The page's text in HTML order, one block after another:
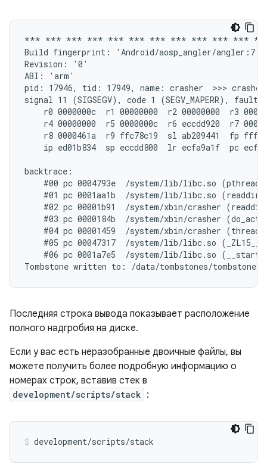
*** *** *** *** *** *** *** *** *** *** ***
Build fingerprint: 'Android/aosp_angler/
Revision: '0'
ABI: 'arm'
pid: 17946, tid: 17949, name: crasher  >>> crasher
signal 11 (SIGSEGV), code 1 (SEGV_MAPERR), fault
r0 0000000c  r1 00000000  r2 00000000  r3
r4 00000000  r5 0000000c  r6 eccdd920  r7
r8 0000461a  r9 ffc78c19  sl ab209441  fp
ip ed01b834  sp eccdd800  lr ecfa9a1f  pc
backtrace:
#00 pc 0004793e  /system/lib/libc.so
#01 pc 0001aa1b  /system/lib/libc.so
#02 pc 00001b91  /system/xbin/crasher
#03 pc 0000184b  /system/xbin/crasher
#04 pc 00001459  /system/xbin/crasher
#05 pc 00047317  /system/lib/libc.so
#06 pc 0001a7e5  /system/lib/libc.so
Последняя строка вывода показывает расположение
полного надгробия на диске.
Если у вас есть неразобранные двоичные файлы, вы
можете получить более подробную информацию о
номерах строк, вставив стек в
development/scripts/stack :